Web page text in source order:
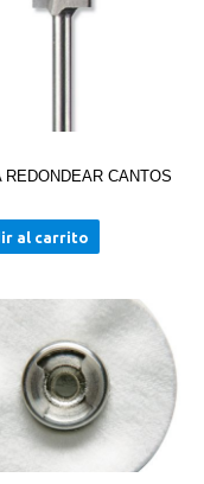
REDONDEAR CANTOS
al carrito